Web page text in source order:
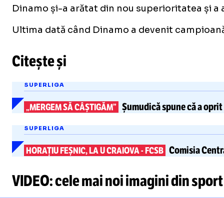
Dinamo și-a arătat din nou superioritatea și a
Ultima dată când Dinamo a devenit
Citește și
SUPERLIGA
„MERGEM SĂ CÂȘTIGĂM” Șumudică spune că a
SUPERLIGA
HORAȚIU FEȘNIC, LA U CRAIOVA-FCSB Comisia
VIDEO: cele mai noi imagini din sport